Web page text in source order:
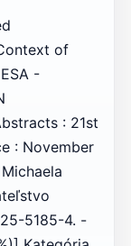
of
-
: 21st
: November
5185-4. -